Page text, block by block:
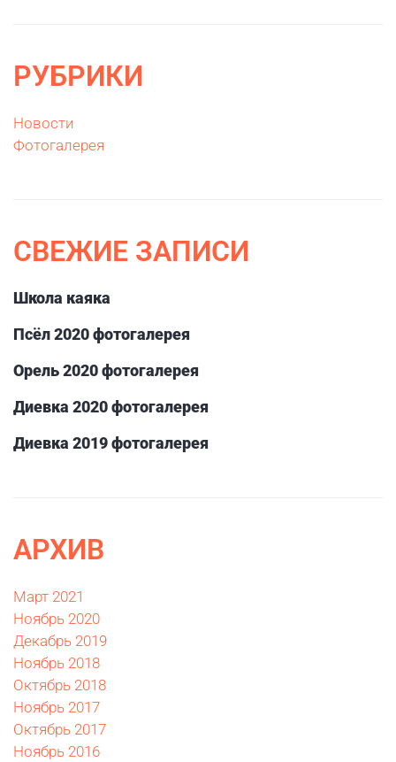
РУБРИКИ
Новости
Фотогалерея
СВЕЖИЕ ЗАПИСИ
Школа каяка
Псёл 2020 фотогалерея
Орель 2020 фотогалерея
Диевка 2020 фотогалерея
Диевка 2019 фотогалерея
АРХИВ
Март 2021
Ноябрь 2020
Декабрь 2019
Ноябрь 2018
Октябрь 2018
Ноябрь 2017
Октябрь 2017
Ноябрь 2016